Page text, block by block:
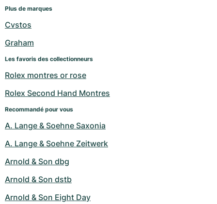
Montres d'occasion
Montres d'occasion
Plus de marques
Cvstos
Graham
Les favoris des collectionneurs
Rolex montres or rose
Rolex Second Hand Montres
Recommandé pour vous
A. Lange & Soehne Saxonia
A. Lange & Soehne Zeitwerk
Arnold & Son dbg
Arnold & Son dstb
Arnold & Son Eight Day